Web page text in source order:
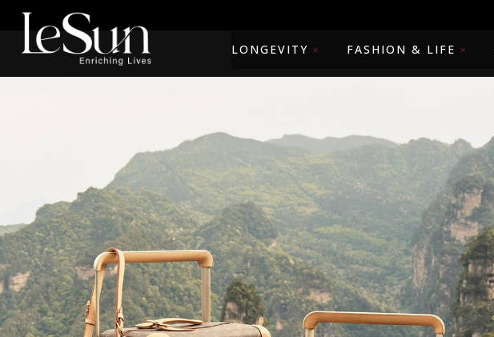
LONGEVITY FASHION & LIFE